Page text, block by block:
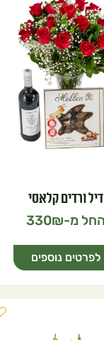
דיל ורדים קלאסי
330
לפרטים נוספים